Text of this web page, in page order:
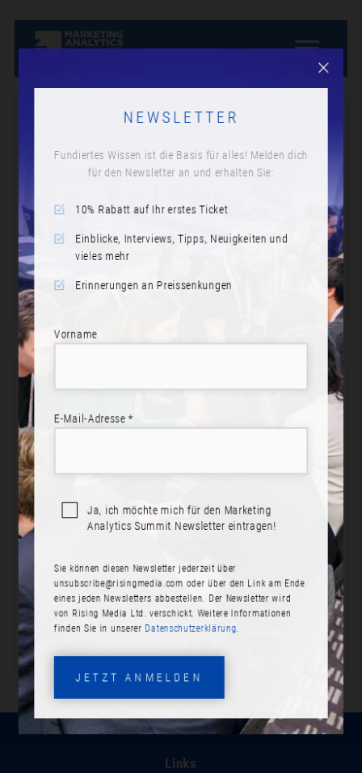
RAUMWECHSEL
Datum:
Montag, 18. November 2024
14:45
BEREIT ZUR TEILNAHME?
Jetzt anmelden! Schließen Sie sich Ihren Kollegen an.
JETZT ANMELDEN
PROGRAMM ANSEHEN
Links
NEWSLETTER
Fundiertes Wissen ist die Basis für alles! Melden dich
für den Newsletter an und erhalten Sie:
10% Rabatt auf Ihr erstes Ticket
Einblicke, Interviews, Tipps, Neuigkeiten und
vieles mehr
Erinnerungen an Preissenkungen
Vorname
E-Mail-Adresse *
Ja, ich möchte mich für den Marketing
Analytics Summit Newsletter eintragen!
Sie können diesen Newsletter jederzeit über
unsubscribe@risingmedia.com oder über den Link am Ende
eines jeden Newsletters abbestellen. Der Newsletter wird
von Rising Media Ltd. verschickt. Weitere Informationen
finden Sie in unserer Datenschutzerklärung.
JETZT ANMELDEN